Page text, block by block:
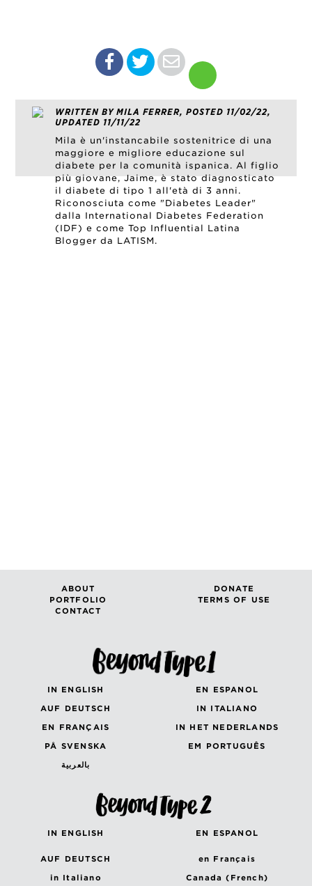
WRITTEN BY MILA FERRER, POSTED 11/02/22,
UPDATED 11/11/22
Mila è un'instancabile sostenitrice di una
maggiore e migliore educazione sul
diabete per la comunità ispanica. Al figlio
più giovane, Jaime, è stato diagnosticato
il diabete di tipo 1 all'età di 3 anni.
Riconosciuta come "Diabetes Leader"
dalla International Diabetes Federation
(IDF) e come Top Influential Latina
Blogger da LATISM.
ABOUT
DONATE
PORTFOLIO
TERMS OF USE
CONTACT
IN ENGLISH
EN ESPANOL
AUF DEUTSCH
IN ITALIANO
EN FRANÇAIS
IN HET NEDERLANDS
PÅ SVENSKA
EM PORTUGUÊS
بالعربية
IN ENGLISH EN ESPANOL
AUF DEUTSCH
en Français
in Italiano
Canada (French)